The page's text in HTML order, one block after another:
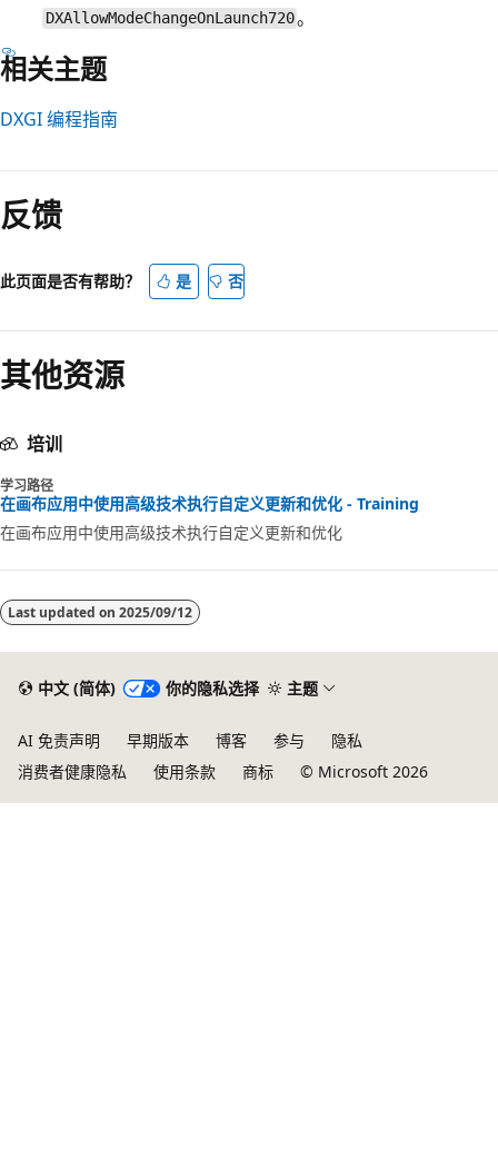
DXAllowModeChangeOnLaunch720。
相关主题
DXGI 编程指南
反馈
此页面是否有帮助？ 是 否
其他资源
培训
学习路径
在画布应用中使用高级技术执行自定义更新和优化 - Training
在画布应用中使用高级技术执行自定义更新和优化
Last updated on 2025/09/12
中文 (简体) 你的隐私选择 主题
AI 免责声明 早期版本 博客 参与
隐私
消费者健康隐私
使用条款 商标 © Microsoft 2026